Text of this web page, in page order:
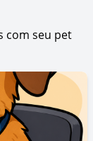
com seu pet